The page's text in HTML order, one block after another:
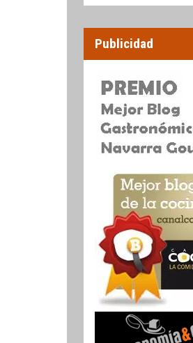
Publicidad